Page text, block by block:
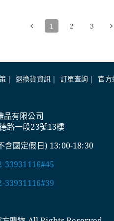
1 2 3
退換貨資訊 訂單查詢 官方
品有限公司
路一段23號13樓
含國定假日) 13:00-18:30
33931116#45
33931116#39